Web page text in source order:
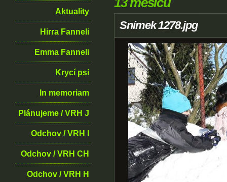
Aktuality
Hirra Fanneli
Emma Fanneli
Krycí psi
In memoriam
Plánujeme / VRH J
Odchov / VRH I
Odchov / VRH CH
Odchov / VRH H
Snímek 1278.jpg